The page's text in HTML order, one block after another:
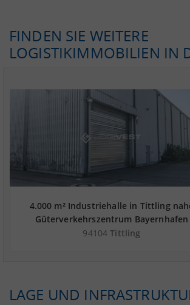
FINDEN SIE WEITERE
LOGISTIKIMMOBILIEN IN
4.000 m² Industriehalle in Tittling
Güterverkehrszentrum Bayernhafen
Passau - Landkreis Passau
94104Tittling
LAGE UND